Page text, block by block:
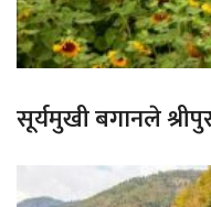
सूर्यमुखी बगानले